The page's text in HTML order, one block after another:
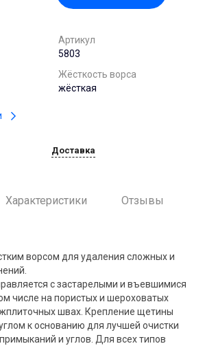
Артикул
5803
Жёсткость ворса
жёсткая
Доставка
Характеристики Отзывы
ворсом для удаления сложных и
с застарелыми и въевшимися
числе на пористых и шероховатых
швах. Крепление щетины
к основанию для лучшей очистки
и углов. Для всех типов